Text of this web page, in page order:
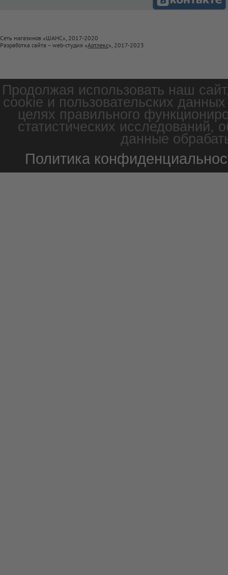
Сеть магазинов «ШАНС», 2017-2020
Разработка сайта – web-студия «Артлекс», 2017-2023
Продолжая использовать наш
cookie и пользовательских
целях правильного
статистических
данные
Политика